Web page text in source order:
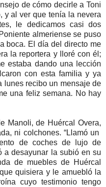
de cómo decirle a Toni
y al ver que tenía la nevera
le dedicamos casi dos
almeriense se puso
boca. El día del directo me
la reportera y lloré con él;
estaba dando una lección
con esta familia y ya
lunes recibo un mensaje de
una feliz semana. No hay
Manoli, de Huércal Overa,
ni colchones. “Llamó un
de coches de lujo de
a desayunar la subió en su
de muebles de Huércal
quisiera y le amuebló la
cuyo testimonio tengo